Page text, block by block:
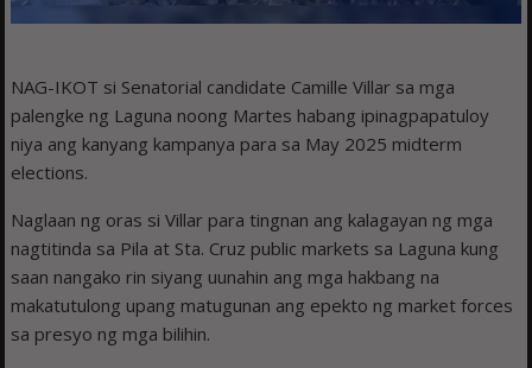
NAG-IKOT si Senatorial candidate Camille Villar sa mga
palengke ng Laguna noong Martes habang ipinagpapatuloy
niya ang kanyang kampanya para sa May 2025 midterm
elections.
Naglaan ng oras si Villar para tingnan ang kalagayan ng mga
nagtitinda sa Pila at Sta. Cruz public markets sa Laguna kung
saan nangako rin siyang uunahin ang mga hakbang na
makatutulong upang matugunan ang epekto ng market forces
sa presyo ng mga bilihin.